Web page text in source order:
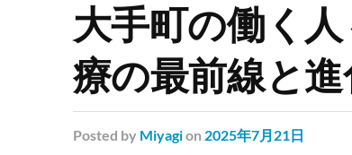
大手町の働く
療の最前線と
Posted by Miyagion 2025年7月21日